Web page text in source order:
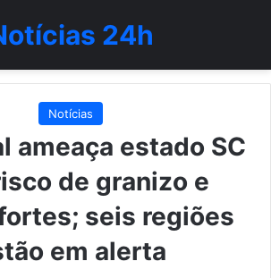
24h
Notícias
ameaça estado SC
de granizo e
seis regiões
em alerta